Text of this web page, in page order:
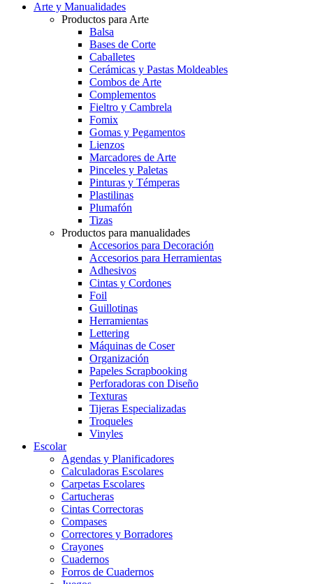
Arte y Manualidades
Productos para Arte
Balsa
Bases de Corte
Caballetes
Cerámicas y Pastas Moldeables
Combos de Arte
Complementos
Fieltro y Cambrela
Fomix
Gomas y Pegamentos
Lienzos
Marcadores de Arte
Pinceles y Paletas
Pinturas y Témperas
Plastilinas
Plumafón
Tizas
Productos para manualidades
Accesorios para Decoración
Accesorios para Herramientas
Adhesivos
Cintas y Cordones
Foil
Guillotinas
Herramientas
Lettering
Máquinas de Coser
Organización
Papeles Scrapbooking
Perforadoras con Diseño
Texturas
Tijeras Especializadas
Troqueles
Vinyles
Escolar
Agendas y Planificadores
Calculadoras Escolares
Carpetas Escolares
Cartucheras
Cintas Correctoras
Compases
Correctores y Borradores
Crayones
Cuadernos
Forros de Cuadernos